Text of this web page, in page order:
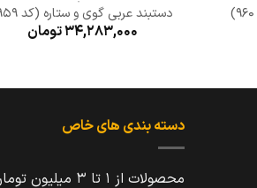
دستبند عربی گوی و ستاره (کد 959)
34,283,000تومان
دسته بندی های خاص
محصولات از 1 تا 3 میلیون تومان